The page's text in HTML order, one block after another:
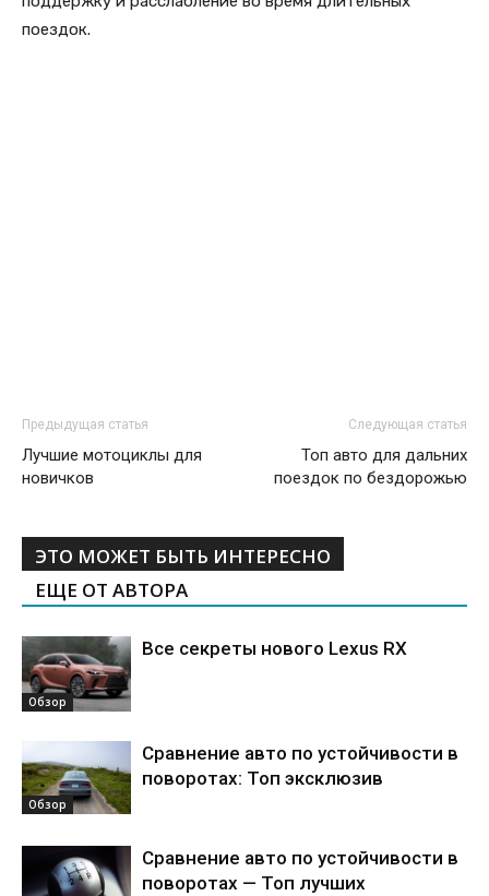
поездок.
Предыдущая статья
Лучшие мотоциклы для
новичков
Следующая статья
Топ авто для дальних
поездок по бездорожью
ЭТО МОЖЕТ БЫТЬ ИНТЕРЕСНО
ЕЩЕ ОТ АВТОРА
Обзор
Все секреты нового Lexus RX
Обзор
Сравнение авто по устойчивости в
поворотах: Топ эксклюзив
Сравнение авто по устойчивости в
поворотах — Топ лучших